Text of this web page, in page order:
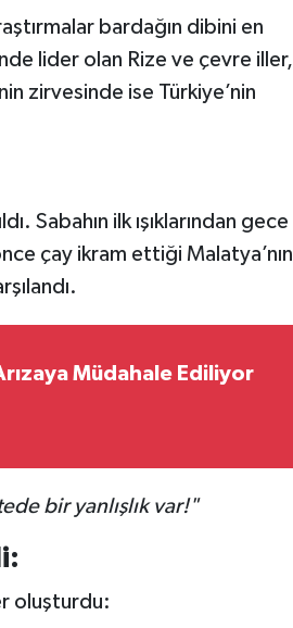
bardağın dibini en
lider olan Rize ve çevre iller,
zirvesinde ise Türkiye’nin
Sabahın ilk ışıklarından gece
çay ikram ettiği Malatya’nın
Müdahale Ediliyor
bir yanlışlık var!"
oluşturdu: